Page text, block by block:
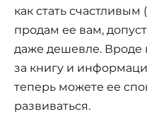
как стать
продам ее вам,
даже дешевле. Вроде
за книгу и
теперь можете ее
развиваться.